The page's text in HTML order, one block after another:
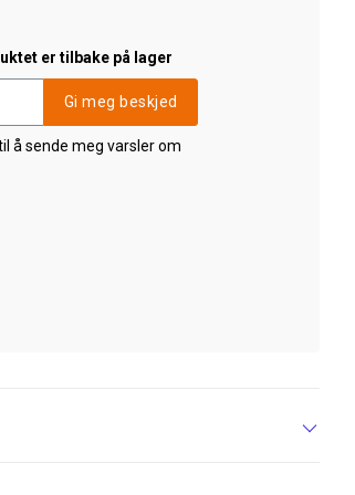
er tilbake på lager
Gi meg beskjed
å sende meg varsler om